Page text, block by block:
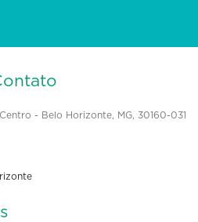
- Belo Horizonte, MG, 30160-031